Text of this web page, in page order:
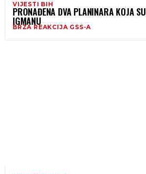
VIJESTI BIH
PRONAĐENA DVA PLANINARA KOJA
IGMANU
BRZA REAKCIJA GSS-A